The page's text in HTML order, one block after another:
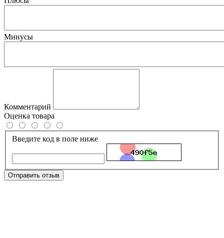
Минусы
Комментарий
Оценка товара
Введите код в поле ниже
Отправить отзыв